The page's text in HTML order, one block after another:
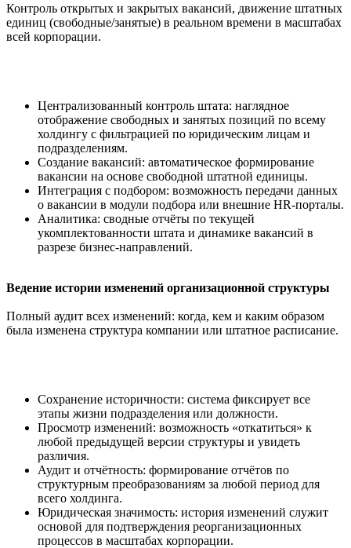
Контроль открытых и закрытых вакансий, движение штатных
единиц (свободные/занятые) в реальном времени в масштабах
всей корпорации.
Централизованный контроль штата: наглядное
отображение свободных и занятых позиций по всему
холдингу с фильтрацией по юридическим лицам и
подразделениям.
Создание вакансий: автоматическое формирование
вакансии на основе свободной штатной единицы.
Интеграция с подбором: возможность передачи данных
о вакансии в модули подбора или внешние HR-порталы.
Аналитика: сводные отчёты по текущей
укомплектованности штата и динамике вакансий в
разрезе бизнес-направлений.
Ведение истории изменений организационной структуры
Полный аудит всех изменений: когда, кем и каким образом
была изменена структура компании или штатное расписание.
Сохранение историчности: система фиксирует все
этапы жизни подразделения или должности.
Просмотр изменений: возможность «откатиться» к
любой предыдущей версии структуры и увидеть
различия.
Аудит и отчётность: формирование отчётов по
структурным преобразованиям за любой период для
всего холдинга.
Юридическая значимость: история изменений служит
основой для подтверждения реорганизационных
процессов в масштабах корпорации.